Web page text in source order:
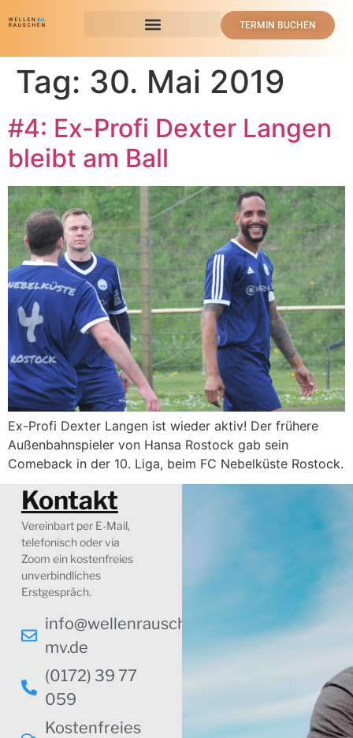
TERMIN BUCHEN
Tag: 30. Mai 2019
#4: Ex-Profi Dexter Langen
bleibt am Ball
Ex-Profi Dexter Langen ist wieder aktiv! Der frühere
Außenbahnspieler von Hansa Rostock gab sein
Comeback in der 10. Liga, beim FC Nebelküste Rostock.
Kontakt
Vereinbart per E-Mail,
telefonisch oder via
Zoom ein kostenfreies
unverbindliches
Erstgespräch.
info@wellenrauschen-
mv.de
(0172) 39 77
059
Kostenfreies